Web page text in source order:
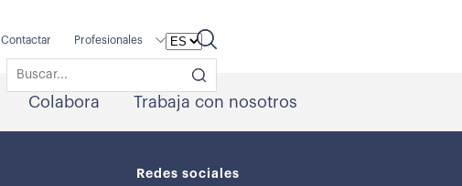
Contactar Profesionales
Colabora Trabaja con nosotros
Redes sociales